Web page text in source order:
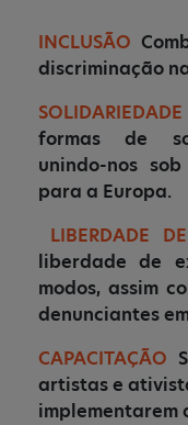
INCLUSÃO
discriminação
SOLIDARIEDADE
formas de
unindo-nos
para a Europa.
LIBERDADE
liberdade de
modos, assim
denunciantes
CAPACITAÇÃO
artistas e
implementarem